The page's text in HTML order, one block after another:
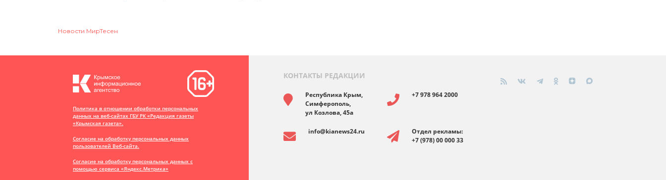
Новости МирТесен
Политика в отношении обработки персональных
данных на веб-сайтах ГБУ РК «Редакция газеты
«Крымская газета».
Согласие на обработку персональных данных
пользователей Веб-сайта.
Согласие на обработку персональных данных с
помощью сервиса «Яндекс.Метрика»
КОНТАКТЫ РЕДАКЦИИ
Республика Крым,
Симферополь,
ул Козлова, 45а
+7 978 964 2000
info@kianews24.ru
Отдел рекламы:
+7 (978) 00 000 33